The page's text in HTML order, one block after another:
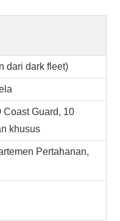
dari dark fleet)
Coast Guard, 10
khusus
Pertahanan,